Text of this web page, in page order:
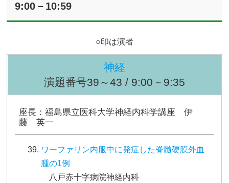
9:00－10:59
○印は演者
神経
演題番号39～43 / 9:00－9:35
座長：福島県立医科大学神経内科学講座 伊
藤 英一
ワーファリン内服中に発症した脊髄硬膜外血
腫の1例
八戸赤十字病院神経内科